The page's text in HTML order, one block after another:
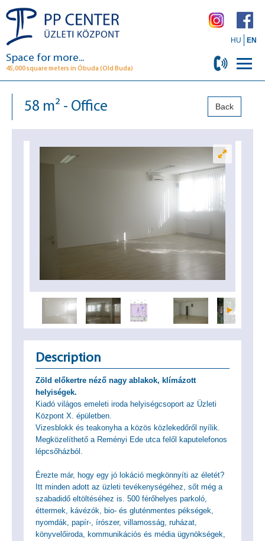
Space for more...
45,000 square meters in Óbuda (Old Buda)
HU EN
58 m² - Office Back
Description
Zöld előkertre néző nagy ablakok, klímázott
helyiségek.
Kiadó világos emeleti iroda helyiségcsoport az Üzleti
Központ X. épületben.
Vizesblokk és teakonyha a közös közlekedőről nyílik.
Megközelíthető a Reményi Ede utca felől kaputelefonos
lépcsőházból.
Érezte már, hogy egy jó lokáció megkönnyíti az életét?
Itt minden adott az üzleti tevékenységéhez, sőt még a
szabadidő eltöltéséhez is. 500 férőhelyes parkoló,
éttermek, kávézók, bio- és gluténmentes pékségek,
nyomdák, papír-, írószer, villamosság, ruházat,
könyvelőiroda, kommunikációs és média ügynökségek,